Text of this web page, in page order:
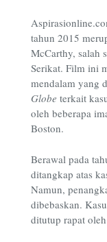
tahun 2015
McCarthy, salah
Serikat. Film ini
mendalam yang
Globe terkait
oleh beberapa
Boston.
Berawal pada
ditangkap atas
Namun,
dibebaskan.
ditutup rapat